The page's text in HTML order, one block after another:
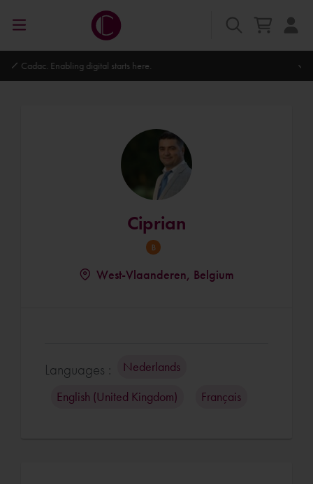
Autodesk Platinum Partner
Ciprian
West-Vlaanderen, Belgium
Languages : Nederlands
English (United Kingdom) Français